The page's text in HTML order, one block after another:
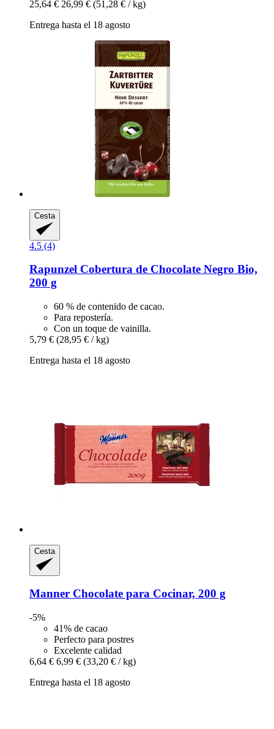
25,64 € 26,99 € (51,28 € / kg)
Entrega hasta el 18 agosto
Cesta
4.5 (4)
Rapunzel Cobertura de Chocolate Negro Bio,
200 g
60 % de contenido de cacao.
Para repostería.
Con un toque de vainilla.
5,79 € (28,95 € / kg)
Entrega hasta el 18 agosto
Cesta
Manner Chocolate para Cocinar, 200 g
-5%
41% de cacao
Perfecto para postres
Excelente calidad
6,64 € 6,99 € (33,20 € / kg)
Entrega hasta el 18 agosto